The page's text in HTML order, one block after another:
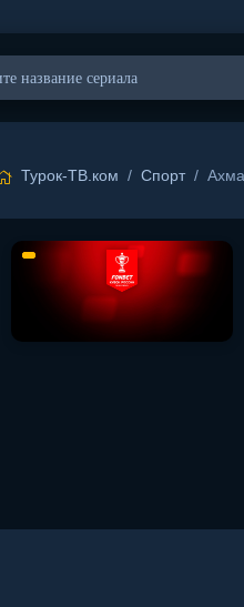
Турок-ТВ.ком / Спорт/ Ахмат